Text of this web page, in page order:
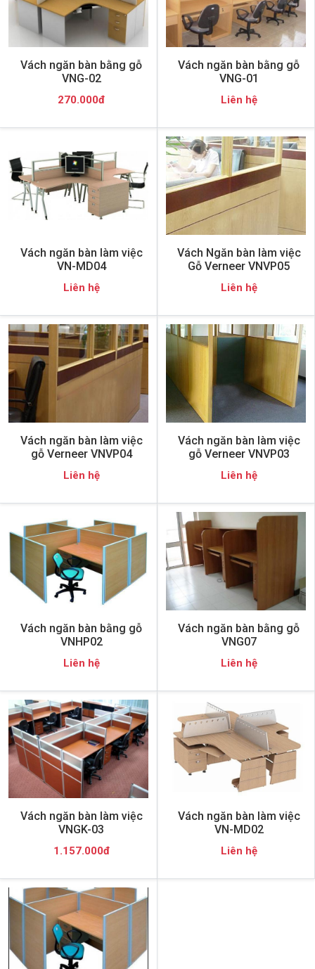
Vách ngăn bàn bằng gỗ
VNG-02
270.000đ
Vách ngăn bàn bằng gỗ
VNG-01
Liên hệ
Vách ngăn bàn làm việc
VN-MD04
Liên hệ
Vách Ngăn bàn làm việc
Gỗ Verneer VNVP05
Liên hệ
Vách ngăn bàn làm việc
gỗ Verneer VNVP04
Liên hệ
Vách ngăn bàn làm việc
gỗ Verneer VNVP03
Liên hệ
Vách ngăn bàn bằng gỗ
VNHP02
Liên hệ
Vách ngăn bàn bằng gỗ
VNG07
Liên hệ
Vách ngăn bàn làm việc
VNGK-03
1.157.000đ
Vách ngăn bàn làm việc
VN-MD02
Liên hệ